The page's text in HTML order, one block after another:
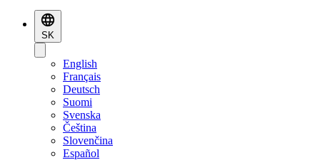
SK
English
Français
Deutsch
Suomi
Svenska
Čeština
Slovenčina
Español